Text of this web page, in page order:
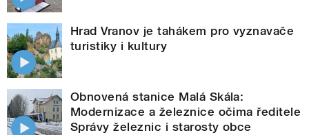
Hrad Vranov je tahákem pro vyznavače
turistiky i kultury
Obnovená stanice Malá Skála:
Modernizace a železnice očima ředitele
Správy železnic i starosty obce